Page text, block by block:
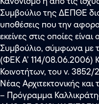
Συμβούλιο της ΔΕΠΘΕ
υποθέσεις που την
εκείνες στις οποίες
Συμβούλιο, σύμφωνα με
(ΦΕΚ Α’ 114/08.06.2006)
Κοινοτήτων, του ν.
Νέας Αρχιτεκτονικής
– Πρόγραμμα